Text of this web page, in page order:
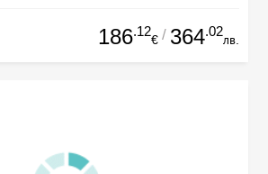
186.12
€ / 364.02
лв.